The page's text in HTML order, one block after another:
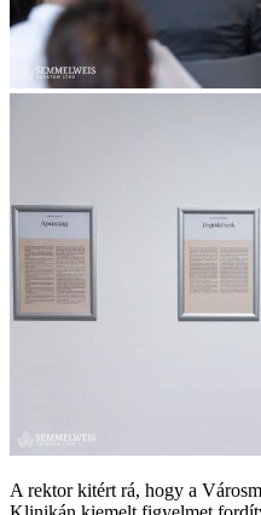
A rektor kitért rá, hogy a